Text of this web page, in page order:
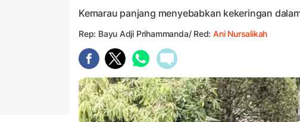
Kemarau panjang menyebabkan kekeringan
Rep: Bayu Adji Prihammanda/ Red:Ani Nursalikah